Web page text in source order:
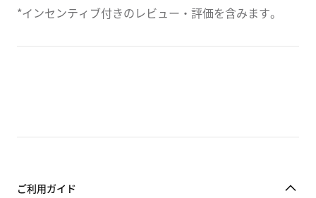
*インセンティブ付きのレビュー・評価を含みます。
ご利用ガイド